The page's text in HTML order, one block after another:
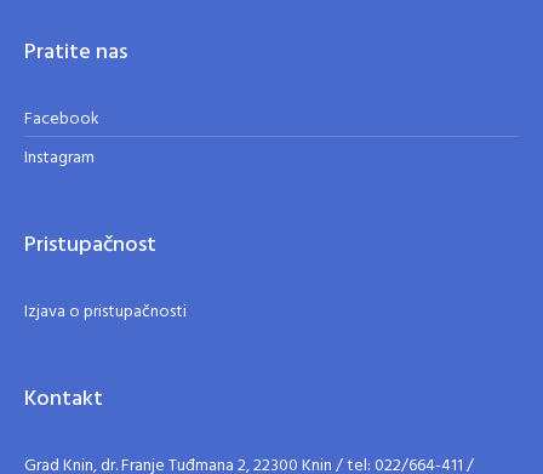
Pratite nas
Facebook
Instagram
Pristupačnost
Izjava o pristupačnosti
Kontakt
Grad Knin, dr. Franje Tuđmana 2, 22300 Knin / tel: 022/664-411 /